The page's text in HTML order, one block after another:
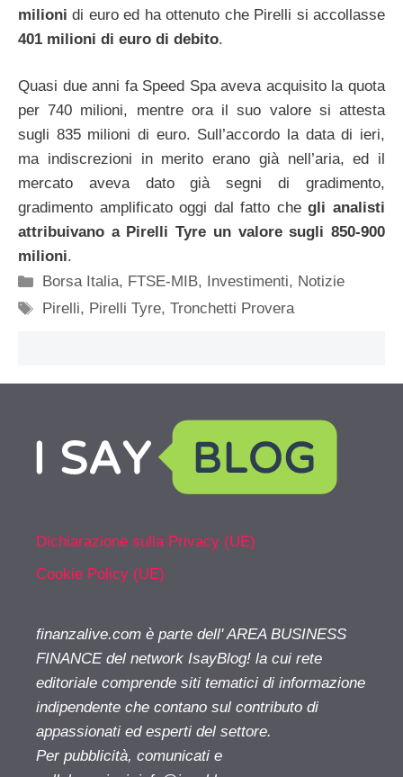
milionidi euro ed ha ottenuto che Pirelli si accollasse
401 milioni di euro di debito.
Quasi due anni fa Speed Spa aveva acquisito la quota
per 740 milioni, mentre ora il suo valore si attesta
sugli 835 milioni di euro. Sull’accordo la data di ieri,
ma indiscrezioni in merito erano già nell’aria, ed il
mercato aveva dato già segni di gradimento,
gradimento amplificato oggi dal fatto chegli analisti
attribuivano a Pirelli Tyre un valore sugli 850-900
milioni.
Categorie
Borsa Italia, FTSE-MIB, Investimenti, Notizie
Tag
Pirelli, Pirelli Tyre,Tronchetti Provera
Dichiarazione sulla Privacy (UE)
Cookie Policy (UE)
finanzalive.com è parte dell' AREA BUSINESS
FINANCE del network IsayBlog! la cui rete
editoriale comprende siti tematici di informazione
indipendente che contano sul contributo di
appassionati ed esperti del settore.
Per pubblicità, comunicati e